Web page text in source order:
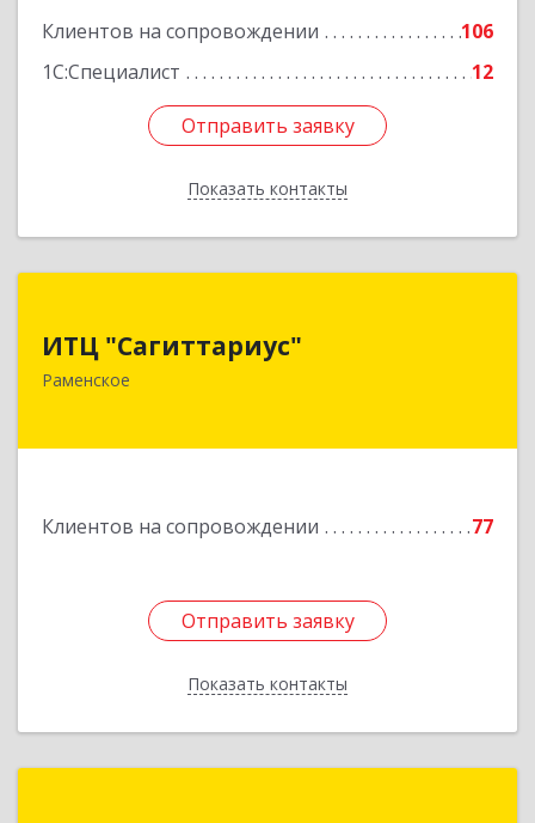
Клиентов на сопровождении
106
1С:Специалист
12
Отправить заявку
Показать контакты
Отправить заявку
Назад
ИТЦ "Сагиттариус"
Раменское
Клиентов на сопровождении 77
Отправить заявку
Показать контакты
140103, Московская обл, Раменское г,
Приборостроителей ул, дом № 16А, кв.16
Подробнее
Отправить заявку
Назад